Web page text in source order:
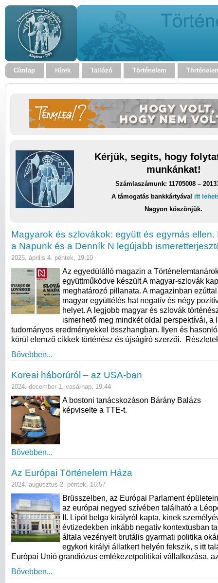
Címlap Hírek Tallózó Történelem
Kérjük, segíts, hogy
munkánkat!
Számlaszámunk: 11705008 –
A támogatás bankkártyával itt
Nagyon köszönjük.
Magyarok és szlovákok: együtt és egymás ellen.
a Napunk és a Denník N legújabb
2025. április 4. péntek, 19:10
Az egyedülálló magazin a
együttműködve készült A magyar-szlovák
meghatározó pillanata. A magazinban
magyar együttélés hat negatív és négy
helyet. A legjobb magyar és szlovák
ismerhető meg mindkét oldal perspektívái, a
tudományos eredményekkel összhangban. Ilyen és
körül elemző cikkek történész és újságíró szerzői.
Bővebben...
Koreai háborúról – az USA-ban
2024. december 1. vasárnap, 19:44
A bostoni tanácskozáson Bárány Balázs
képviselte a TTE-t.
Bővebben...
Az Európai Történelem Háza
2024. augusztus 2. péntek, 16:57
Brüsszelben, az Európai Parlament
az európai negyed szívében található a
II. Lipót belga királyról kapta, kinek
évtizedekben inkább negatív kontextusban
általa vezényelt brutális gyarmati politika
egykori királyi állatkert helyén fekszik, s itt
Európai Unió grandiózus emlékezetpolitikai vállalkozása,
Bővebben...